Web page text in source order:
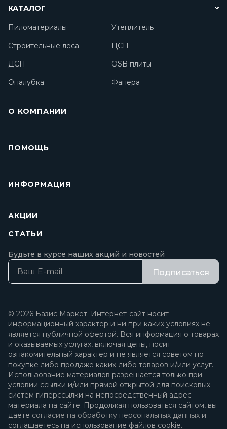
КАТАЛОГ
Пиломатериалы
Утеплитель
Строительные леса
ЦСП
ДСП
OSB плиты
Опалубка
Фанера
О КОМПАНИИ
ПОМОЩЬ
ИНФОРМАЦИЯ
АКЦИИ
СТАТЬИ
Будьте в курсе наших акций и новостей
Подписаться
© 2026 Базис Маркет. Интернет-сайт носит
информационный характер и ни при каких условиях не
является публичной офертой. Вся информация о товарах
и оказываемых услугах, включая цены, носит
ознакомительный характер и не является советом по
покупке либо продаже каких-либо товаров и/или услуг.
Использование материалов разрешается только при
условии ссылки и/или прямой открытой для поисковых
систем гиперссылки на непосредственный адрес
материала на сайте. Продолжая пользоваться сайтом, вы
даете согласие на обработку персональных данных и
соглашаетесь на использование файлов cookie.